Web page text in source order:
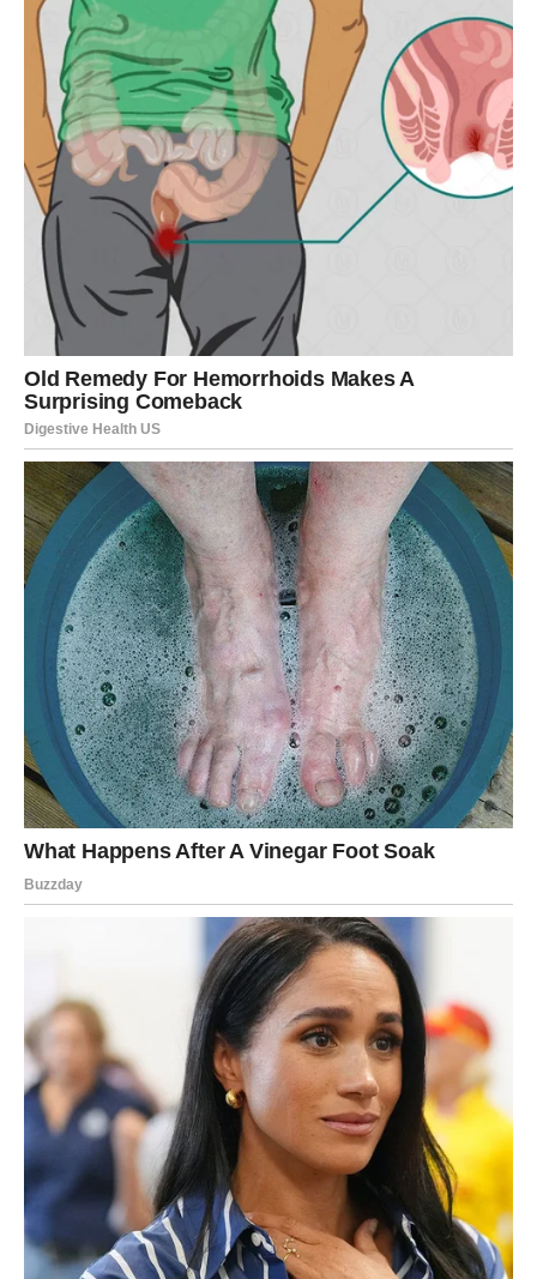
jer ona ne ide napred iz inata, već iz samopoštovanja.
Beautiful young woman in lavender field and zodiac wheel illustration
7. Žena Jarac danas: mirna, svoja
i nepokolebljiva
Danas je žena Jarac žena koja zna ko je. Ona zna šta
zaslužuje i još bolje zna šta više ne prihvata. Ne okreće
se za prošlošću jer nema potrebe da se vraća tamo gde je
već platila cenu. Njena energija je usmerena napred – ka
stabilnosti, ka miru, ka životu u kojem ne mora da se
dokazuje. Ona je dokaz da prava snaga ne dolazi iz borbe,
već iz odluke da sebe staviš na prvo mesto.